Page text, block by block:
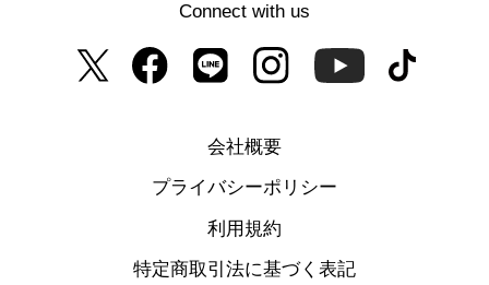
Connect with us
会社概要
プライバシーポリシー
利用規約
特定商取引法に基づく表記